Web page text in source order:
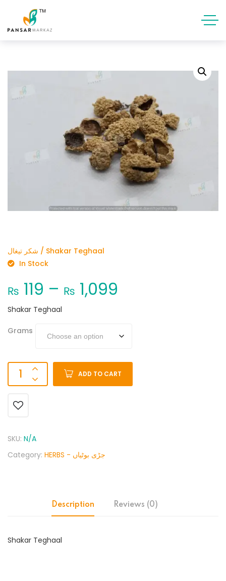
شکر تیغال / Shakar Teghaal
In Stock
₨ 119 – ₨ 1,099
Shakar Teghaal
Grams
ADD TO CART
SKU: N/A
Category:
HERBS - جڑی بوٹیاں
Description Reviews (0)
Shakar Teghaal